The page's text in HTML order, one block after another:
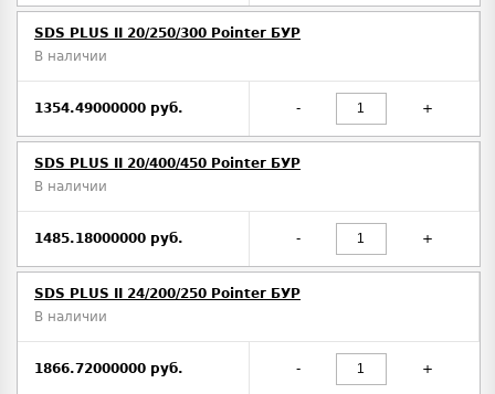
SDS PLUS II 20/250/300 Pointer БУР
В наличии
1354.49000000 руб. - +
SDS PLUS II 20/400/450 Pointer БУР
В наличии
1485.18000000 руб. - +
SDS PLUS II 24/200/250 Pointer БУР
В наличии
1866.72000000 руб. - +